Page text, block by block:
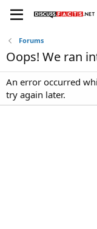
Forums
Oops! We ran
An error occurred
try again later.